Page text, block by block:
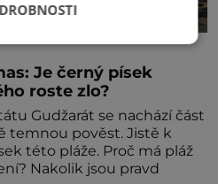
Je černý písek
roste zlo?
Gudžarát se nachází část
temnou pověst. Jistě k
této pláže. Proč má pláž
takové netypické zbarvení? Nakolik jsou pravd